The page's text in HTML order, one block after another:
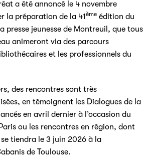
a été annoncé le 4 novembre
la préparation de la 41ème édition du
presse jeunesse de Montreuil, que tous
animeront via des parcours
et les professionnels du
des rencontres sont très
en témoignent les Dialogues de la
en avril dernier à l’occasion du
ou les rencontres en région, dont
tiendra le 3 juin 2026 à la
de Toulouse.